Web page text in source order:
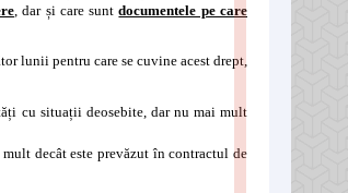
, dar și care suntdocumentele pe care
lunii pentru care se cuvine acest drept,
cu situații deosebite, dar nu mai mult
decât este prevăzut în contractul de